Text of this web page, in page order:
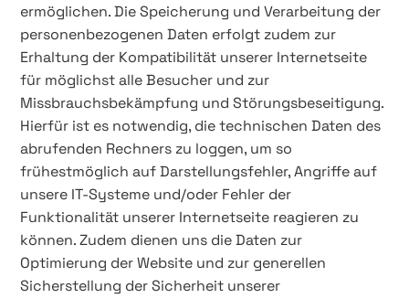
ermöglichen. Die Speicherung und Verarbeitung der
personenbezogenen Daten erfolgt zudem zur
Erhaltung der Kompatibilität unserer Internetseite
für möglichst alle Besucher und zur
Missbrauchsbekämpfung und Störungsbeseitigung.
Hierfür ist es notwendig, die technischen Daten des
abrufenden Rechners zu loggen, um so
frühestmöglich auf Darstellungsfehler, Angriffe auf
unsere IT-Systeme und/oder Fehler der
Funktionalität unserer Internetseite reagieren zu
können. Zudem dienen uns die Daten zur
Optimierung der Website und zur generellen
Sicherstellung der Sicherheit unserer